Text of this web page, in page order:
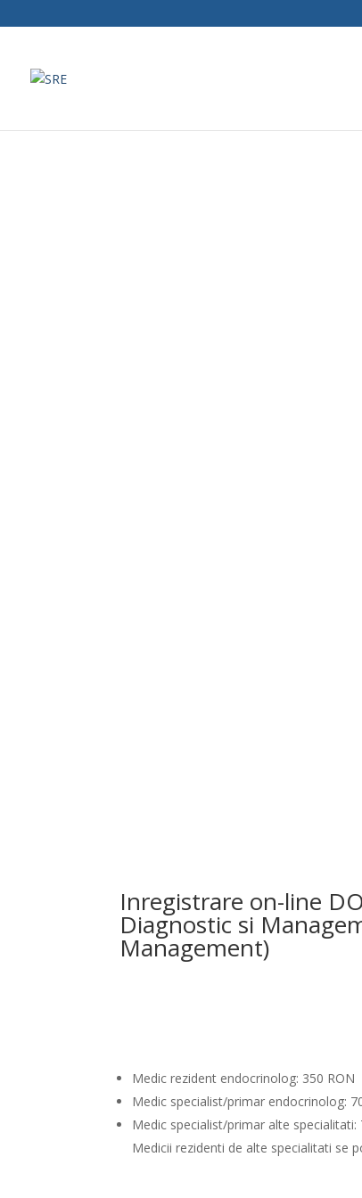
Inregistrare on-line
Diagnostic si
Management)
Medic rezident endocrinolog: 350 RON
Medic specialist/primar endocrinolog:
Medic specialist/primar alte specialitati:
Medicii rezidenti de alte specialitati se